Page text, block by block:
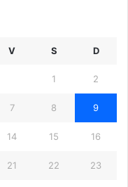
V S D
1 2
7 8 9
14 15 16
21 22 23